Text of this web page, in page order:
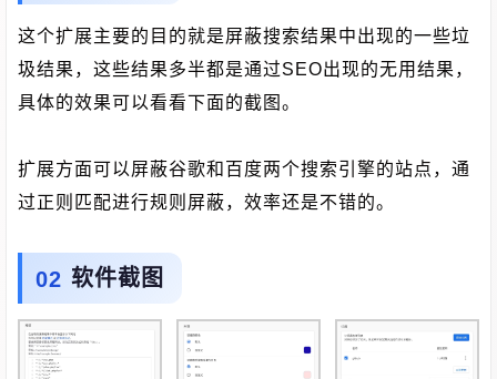
这个扩展主要的目的就是屏蔽搜索结果中出现的一些垃
圾结果，这些结果多半都是通过SEO出现的无用结果，
具体的效果可以看看下面的截图。
扩展方面可以屏蔽谷歌和百度两个搜索引擎的站点，通
过正则匹配进行规则屏蔽，效率还是不错的。
软件截图